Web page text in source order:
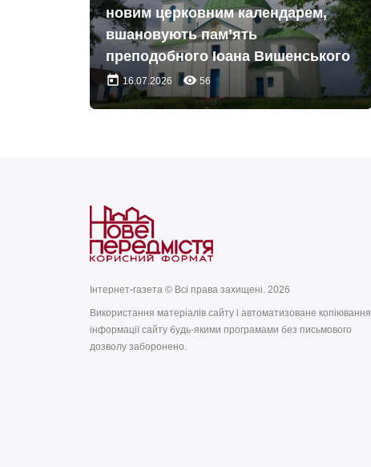
новим церковним календарем,
вшановують пам’ять
преподобного Іоана Вишенського
today 16.07.2026 remove_red_eye 56
Інтернет-газета © Всі права захищені. 2026
Використання матеріалів сайту і автоматизоване копіювання
інформації сайту будь-якими програмами без письмового
дозволу заборонено.